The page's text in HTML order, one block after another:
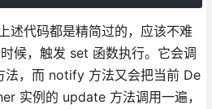
述代码都是精简过的，应该不难
候，触发 set 函数执行。它会调
，而 notify 方法又会把当前 De
实例的 update 方法调用一遍，